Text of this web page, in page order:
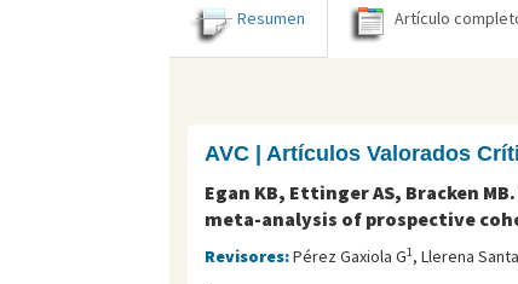
Resumen Artículo
AVC | Artículos Valorados
Egan KB, Ettinger AS, Bracken
meta-analysis of prospective
Revisores:Pérez Gaxiola G1, Llerena